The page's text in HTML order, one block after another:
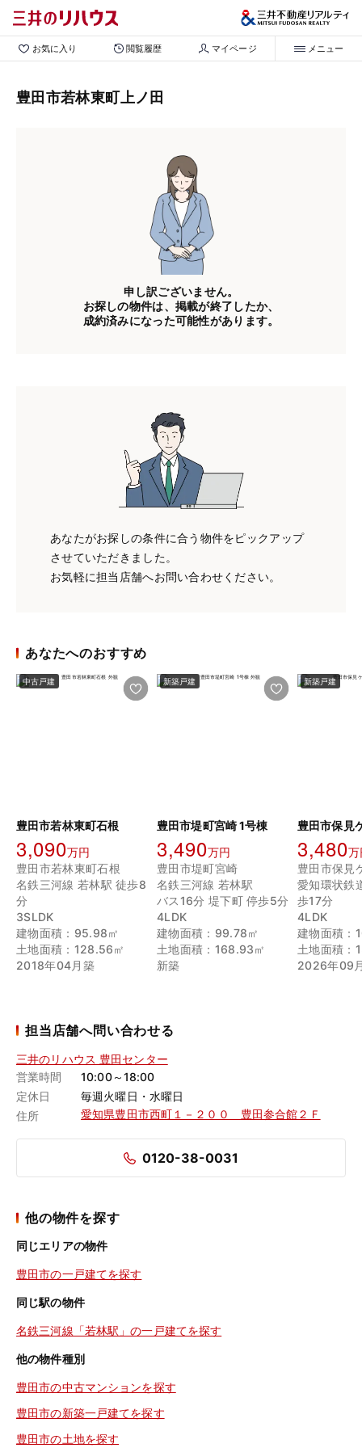
お気に入り 閲覧履歴 マイページ メニュー
豊田市若林東町上ノ田
申し訳ございません。
お探しの物件は、掲載が終了したか、
成約済みになった可能性があります。
あなたがお探しの条件に合う物件をピックアップ
させていただきました。
お気軽に担当店舗へお問い合わせください。
あなたへのおすすめ
中古戸建
豊田市若林東町石根
3,090万円
豊田市若林東町石根
名鉄三河線 若林駅 徒歩8
分
3SLDK
建物面積：95.98㎡
土地面積：128.56㎡
2018年04月築
新築戸建
豊田市堤町宮崎 1号棟
3,490万円
豊田市堤町宮崎
名鉄三河線 若林駅
バス16分 堤下町 停歩5分
4LDK
建物面積：99.78㎡
土地面積：168.93㎡
新築
新築戸建
3,480万
豊田市保見
愛知環状鉄
歩17分
4LDK
建物面積：
土地面積：
2026年09
担当店舗へ問い合わせる
三井のリハウス 豊田センター
営業時間
10:00～18:00
定休日
毎週火曜日・水曜日
住所
愛知県豊田市西町１－２００ 豊田参合館２Ｆ
0120-38-0031
他の物件を探す
同じエリアの物件
豊田市の一戸建てを探す
同じ駅の物件
名鉄三河線「若林駅」の一戸建てを探す
他の物件種別
豊田市の中古マンションを探す
豊田市の新築一戸建てを探す
豊田市の土地を探す